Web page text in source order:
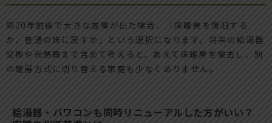
築20年前後で大きな故障が出た場合、「床暖房を復旧する
か、普通の床に戻すか」という選択になります。将来の給湯器
交換や光熱費まで含めて考えると、あえて床暖房を撤去し、別
の暖房方式に切り替える家庭も少なくありません。
給湯器・パワコンも同時リニューアルした方がいい？